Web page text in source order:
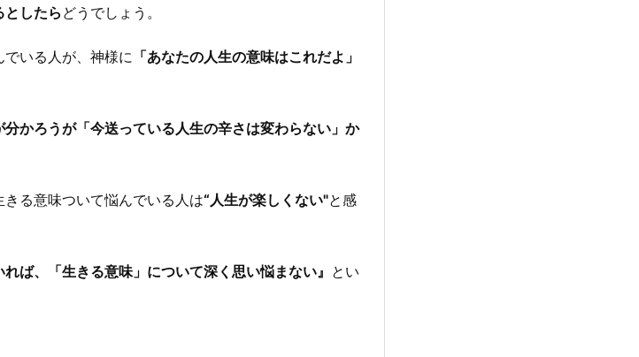
としたら どうでしょう。
いる人が、神様に 「あなたの人生の意味はこれだよ」
分かろうが「今送っている人生の辛さは変わらない」か
る意味ついて悩んでいる人は“人生が楽しくない"と感
れば、「生きる意味」について深く 思い悩まない』 とい